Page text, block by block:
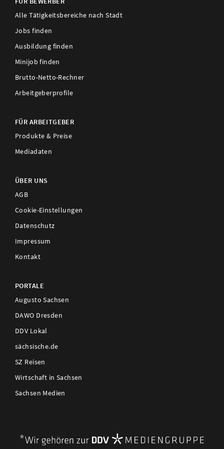
Alle Tätigkeitsbereiche nach Stadt
Jobs finden
Ausbildung finden
Minijob finden
Brutto-Netto-Rechner
Arbeitgeberprofile
FÜR ARBEITGEBER
Produkte & Preise
Mediadaten
ÜBER UNS
AGB
Cookie-Einstellungen
Datenschutz
Impressum
Kontakt
PORTALE
Augusto Sachsen
DAWO Dresden
DDV Lokal
sächsische.de
SZ Reisen
Wirtschaft in Sachsen
Sachsen Medien